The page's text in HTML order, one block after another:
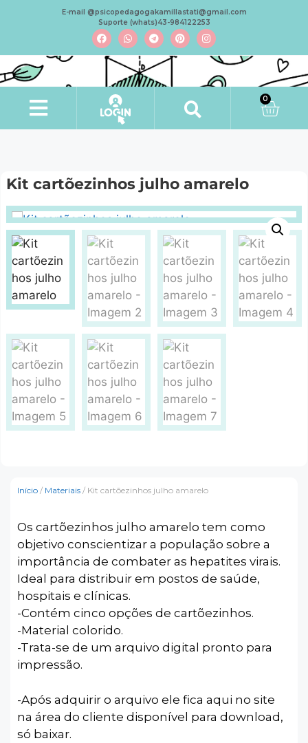
E-mail @psicopedagogakamillastati@gmail.com
Suporte (whats)43-984122253
0
Kit cartõezinhos julho amarelo
Início / Materiais / Kit cartõezinhos julho amarelo
Os cartõezinhos julho amarelo tem como
objetivo conscientizar a população sobre a
importância de combater as hepatites virais.
Ideal para distribuir em postos de saúde,
hospitais e clínicas.
-Contém cinco opções de cartõezinhos.
-Material colorido.
-Trata-se de um arquivo digital pronto para
impressão.
-Após adquirir o arquivo ele fica aqui no site
na área do cliente disponível para download,
só baixar.